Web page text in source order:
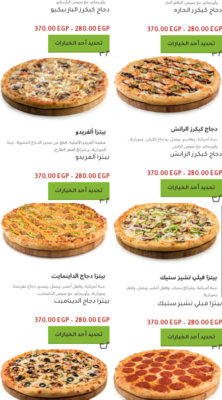
دجاج كيكرز الحاره
280.00 EGP
–
370.00 EGP
تحديد أحد الخيارات
دجاج كيكرز الباربيكيو
280.00 EGP
–
370.00 EGP
تحديد أحد الخيارات
دجاج كيكرز الرانش
280.00 EGP
–
370.00 EGP
تحديد أحد الخيارات
بيتزا ألفريدو
280.00 EGP
–
370.00 EGP
تحديد أحد الخيارات
بيتزا فيلي تشيز ستيك
280.00 EGP
–
370.00 EGP
تحديد أحد الخيارات
بيتزا دجاج الديناميت
280.00 EGP
–
370.00 EGP
تحديد أحد الخيارات